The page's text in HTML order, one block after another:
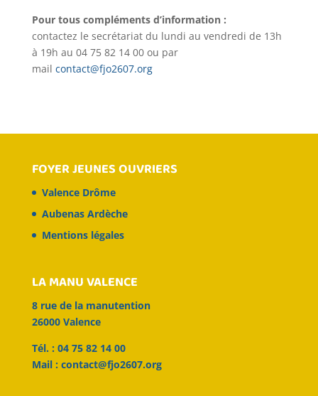
Pour tous compléments d’information :
contactez le secrétariat du lundi au vendredi de 13h
à 19h au 04 75 82 14 00 ou par
mail contact@fjo2607.org
FOYER JEUNES OUVRIERS
Valence Drôme
Aubenas Ardèche
Mentions légales
LA MANU VALENCE
8 rue de la manutention
26000 Valence
Tél. : 04 75 82 14 00
Mail : contact@fjo2607.org